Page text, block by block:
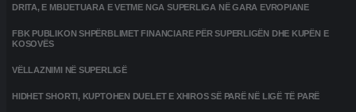
DRITA, E MBIJETUARA E VETME NGA SUPERLIGA NË GARA EVROPIANE
FBK PUBLIKON SHPËRBLIMET FINANCIARE PËR SUPERLIGËN DHE KUPËN E
KOSOVËS
VËLLAZNIMI NË SUPERLIGË
HIDHET SHORTI, KUPTOHEN DUELET E XHIROS SË PARË NË LIGË TË PARË